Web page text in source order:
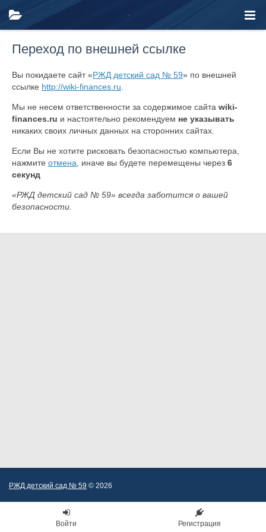
Переход по внешней ссылке
Вы покидаете сайт «РЖД детский сад № 59» по внешней
ссылке http://wiki-finances.ru
Мы не несем ответственности за содержимое сайта wiki-
finances.ru и настоятельно рекомендуем не указывать
никаких своих личных данных на сторонних сайтах.
Если Вы не хотите рисковать безопасностью компьютера,
нажмите отмена , иначе вы будете перемещены через 6
секунд
«РЖД детский сад № 59» всегда заботится о вашей
безопасности.
РЖД детский сад № 59 © 2026
Войти Регистрация